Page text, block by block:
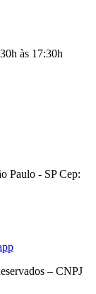
às 17:30h
Paulo - SP Cep:
– CNPJ